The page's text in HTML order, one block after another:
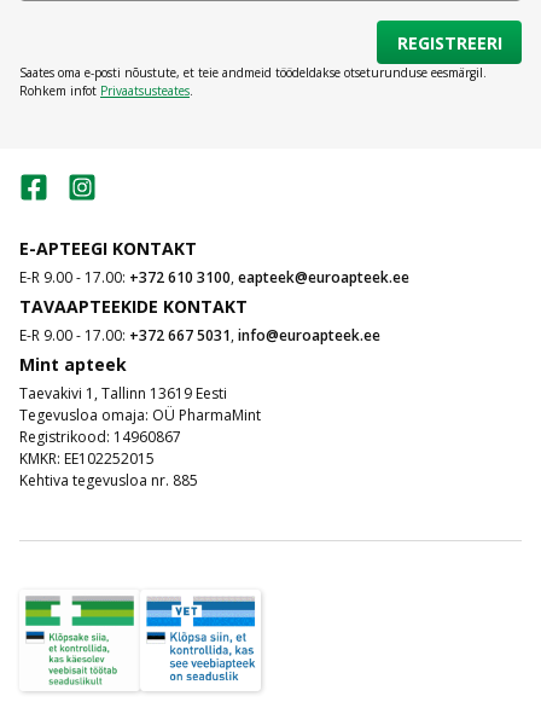
punetavatele silmadele. Kui ärritus ei tulene infektsioonist, vaid
näiteks tuulest, suitsust või päikesest, võite leida ajutise abimehe
Silmatilgad aitavad leevendada sügelust, punetust ning peatada
Läätsevedelikud
Kui kasutate kontaktläätsesid ei piisa vaid nende kandmisest.
Läätsede hooldus on silmade tervise seisukohast äärmiselt oluline
tegur. E-apteegist leiate valiku vedelikke, mis puhastavad, niisutavad
ja desinfitseerivad läätsesid, et ei tekiks infektsioone ega ärritust.
REGISTREERI
Saates oma e-posti nõustute, et teie andmeid töödeldakse otseturunduse eesmärgil.
Rohkem infot Privaatsusteates.
E-APTEEGI KONTAKT
E-R 9.00 - 17.00: +372 610 3100,eapteek@euroapteek.ee
TAVAAPTEEKIDE KONTAKT
E-R 9.00 - 17.00: +372 667 5031,info@euroapteek.ee
Mint apteek
Taevakivi 1, Tallinn 13619 Eesti
Tegevusloa omaja: OÜ PharmaMint
Registrikood: 14960867
KMKR: EE102252015
Kehtiva tegevusloa nr. 885